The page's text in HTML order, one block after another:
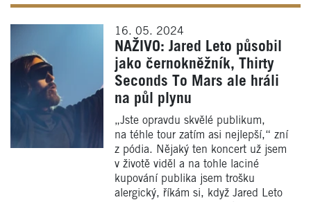
16. 05. 2024
NAŽIVO: Jared Leto působil
jako černokněžník, Thirty
Seconds To Mars ale hráli
na půl plynu
„Jste opravdu skvělé publikum,
na téhle tour zatím asi nejlepší,“ zní
z pódia. Nějaký ten koncert už jsem
v životě viděl a na tohle laciné
kupování publika jsem trošku
alergický, říkám si, když Jared Leto